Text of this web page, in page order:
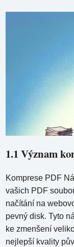
1.1 Význam
Komprese PDF
vašich PDF
načítání na
pevný disk. Tyto
ke zmenšení
nejlepší kvality